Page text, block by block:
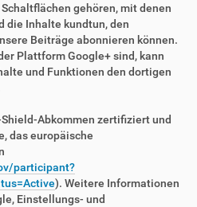
gehören, mit denen
die Inhalte kundtun, den
Beiträge abonnieren können.
Plattform Google+ sind, kann
und Funktionen den dortigen
Abkommen zertifiziert und
das europäische
participant?
). Weitere Informationen
Einstellungs- und